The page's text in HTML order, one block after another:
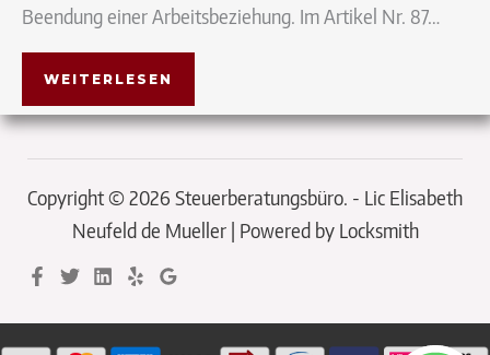
Beendung einer Arbeitsbeziehung. Im Artikel Nr. 87…
WEITERLESEN
Copyright © 2026 Steuerberatungsbüro. - Lic Elisabeth
Neufeld de Mueller | Powered by Locksmith